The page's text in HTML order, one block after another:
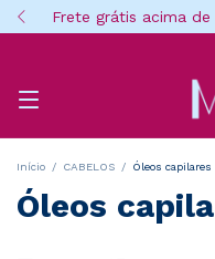
Frete grátis acima
Início / CABELOS / Óleos capilares
Óleos